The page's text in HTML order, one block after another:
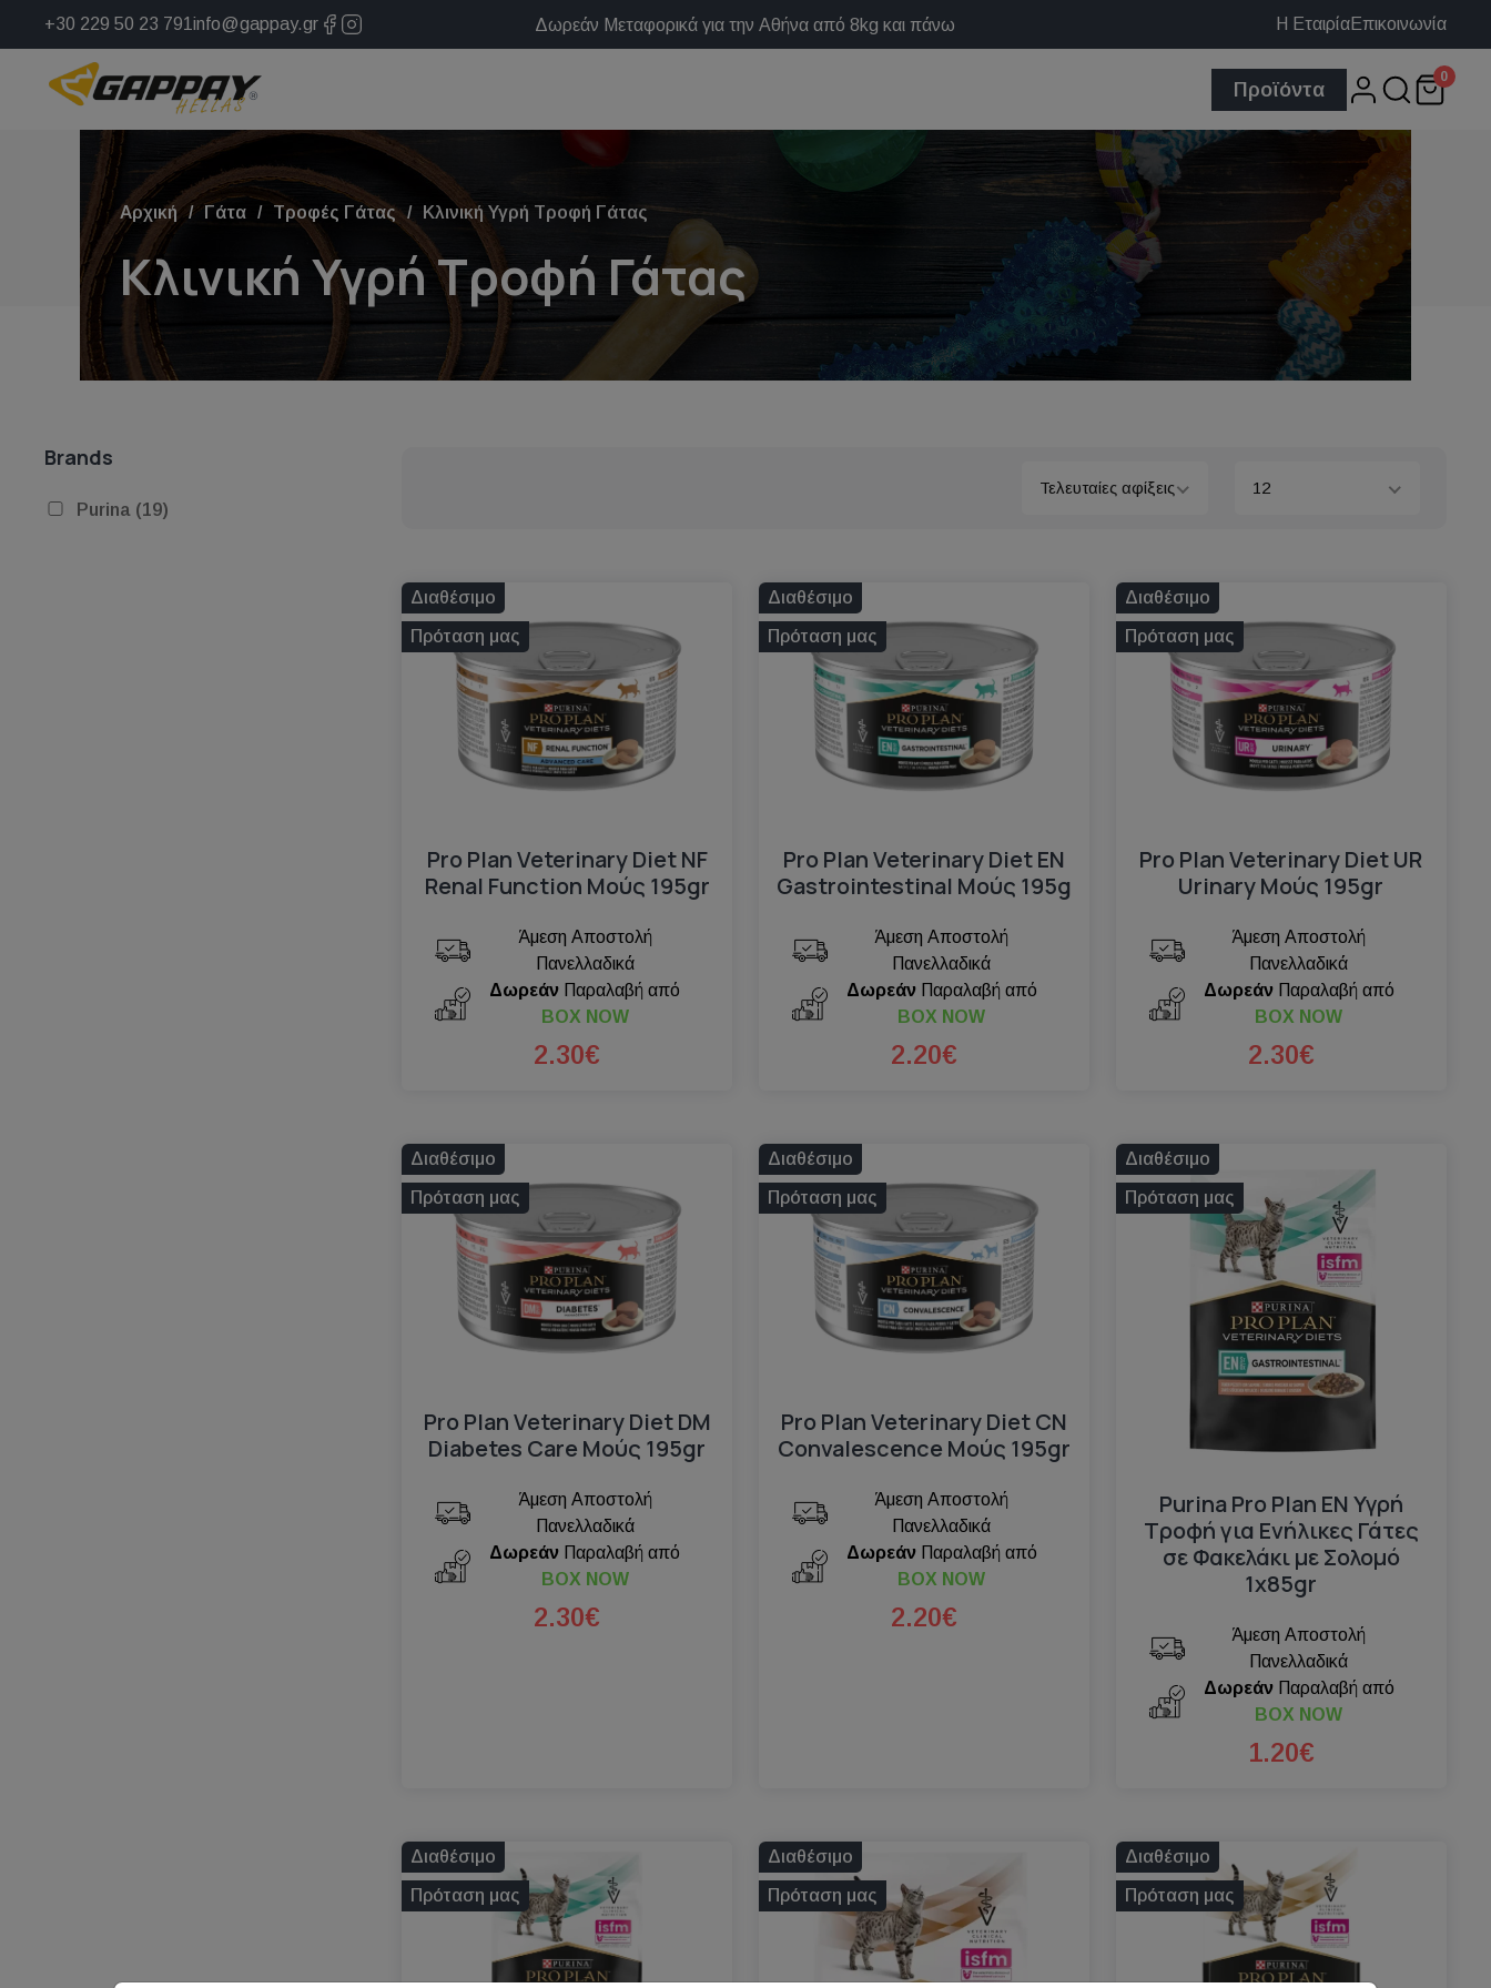
+30 229 50 23 791info@gappay.gr Δωρεάν Μεταφορικά για την Αθήνα από 8kg και πάνω Η ΕταιρίαΕπικοινωνία
Προϊόντα
0
Αρχική Γάτα Τροφές Γάτας Κλινική Υγρή Τροφή Γάτας
Κλινική Υγρή Τροφή Γάτας
Brands
Purina (19)
Τελευταίες αφίξεις 12
Διαθέσιμο
Πρόταση μας
Pro Plan Veterinary Diet NF
Renal Function Mούς 195gr
Άμεση Αποστολή
Πανελλαδικά
Δωρεάν Παραλαβή από
BOX NOW
2.30€
Διαθέσιμο
Πρόταση μας
Pro Plan Veterinary Diet EN
Gastrointestinal Mούς 195g
Άμεση Αποστολή
Πανελλαδικά
ΔωρεάνΠαραλαβή από
BOX NOW
2.20€
Διαθέσιμο
Πρόταση μας
Pro Plan Veterinary Diet UR
Urinary Mούς 195gr
Άμεση Αποστολή
Πανελλαδικά
ΔωρεάνΠαραλαβή από
BOX NOW
2.30€
Διαθέσιμο
Πρόταση μας
Pro Plan Veterinary Diet DM
Diabetes Care Mούς 195gr
Άμεση Αποστολή
Πανελλαδικά
Δωρεάν Παραλαβή από
BOX NOW
2.30€
Διαθέσιμο
Πρόταση μας
Pro Plan Veterinary Diet CN
Convalescence Mούς 195gr
Άμεση Αποστολή
Πανελλαδικά
ΔωρεάνΠαραλαβή από
BOX NOW
2.20€
Διαθέσιμο
Πρόταση μας
Purina Pro Plan EN Υγρή
Τροφή για Ενήλικες Γάτες
σε Φακελάκι με Σολομό
1x85gr
Άμεση Αποστολή
Πανελλαδικά
ΔωρεάνΠαραλαβή από
BOX NOW
1.20€
Διαθέσιμο
Πρόταση μας
Διαθέσιμο
Πρόταση μας
Διαθέσιμο
Πρόταση μας